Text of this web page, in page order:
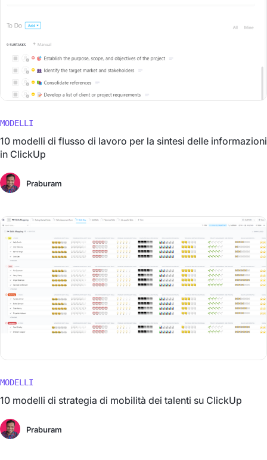
MODELLI
10 modelli di flusso di lavoro per la sintesi delle informazioni
in ClickUp
Praburam
MODELLI
10 modelli di strategia di mobilità dei talenti su ClickUp
Praburam